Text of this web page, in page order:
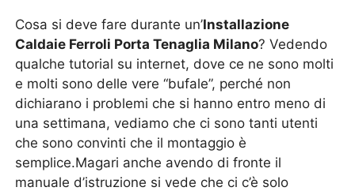
Cosa si deve fare durante un’Installazione
Caldaie Ferroli Porta Tenaglia Milano? Vedendo
qualche tutorial su internet, dove ce ne sono molti
e molti sono delle vere “bufale”, perché non
dichiarano i problemi che si hanno entro meno di
una settimana, vediamo che ci sono tanti utenti
che sono convinti che il montaggio è
semplice.Magari anche avendo di fronte il
manuale d’istruzione si vede che ci c’è solo